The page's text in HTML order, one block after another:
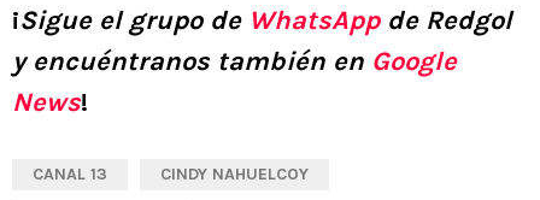
¡Sigue el grupo de WhatsAppde Redgol
y encuéntranos también en Google
News!
CANAL 13 CINDY NAHUELCOY